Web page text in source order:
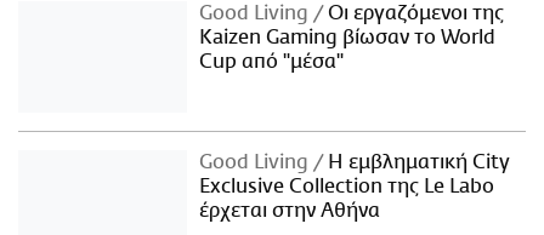
Good Living
Οι εργαζόμενοι της
Kaizen Gaming βίωσαν το World
Cup από "μέσα"
Good Living
Η εμβληματική City
Exclusive Collection της Le Labo
έρχεται στην Αθήνα